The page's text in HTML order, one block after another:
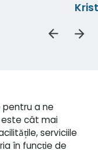
a ne
este cât mai
serviciile
în funcție de